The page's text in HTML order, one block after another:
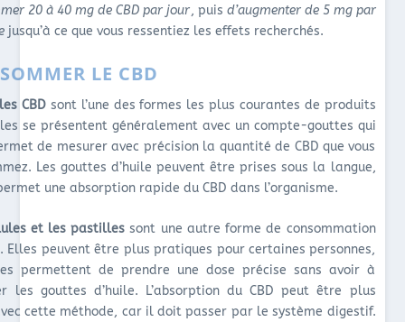
20 à 40 mg de CBD par jour, puis d’augmenter de 5 mg par
jusqu’à ce que vous ressentiez les effets recherchés.
LE CBD
CBD sont l’une des formes les plus courantes de produits
se présentent généralement avec un compte-gouttes qui
de mesurer avec précision la quantité de CBD que vous
Les gouttes d’huile peuvent être prises sous la langue,
une absorption rapide du CBD dans l’organisme.
et les pastilles sont une autre forme de consommation
Elles peuvent être plus pratiques pour certaines personnes,
permettent de prendre une dose précise sans avoir à
les gouttes d’huile. L’absorption du CBD peut être plus
cette méthode, car il doit passer par le système digestif.